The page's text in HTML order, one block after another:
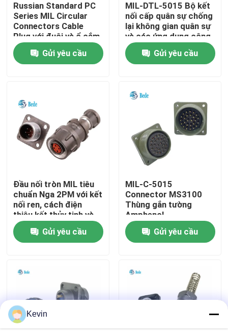
Nhà
Về chúng tôi
Chuyến tham quan nhà máy
Liên hệ với chúng tôi
Tin tức
Yêu cầu Đặt giá
Đầu nối hàng không GX
Russian Standard PC
Series MIL Circular
Connectors Cable
Plug với đuôi và ổ cắm
Gửi yêu cầu
MIL-DTL-5015 Bộ kết
nối cấp quân sự chống
lại không gian quân sự
và các ứng dụng công
nghiệp khắc nghiệt
Gửi yêu cầu
Đầu nối tròn MIL tiêu
chuẩn Nga 2PM với kết
nối ren, cách điện
thiêu kết thủy tinh và
chịu nhiệt độ cao
Gửi yêu cầu
MIL-C-5015
Connector MS3100
Thùng gắn tường
Amphenol
Gửi yêu cầu
Kevin